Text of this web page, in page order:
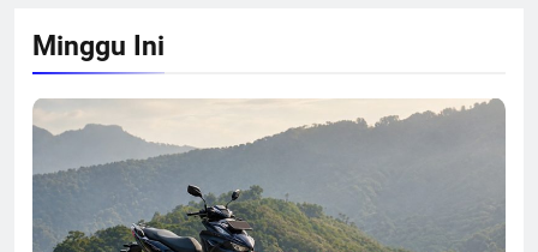
Minggu Ini